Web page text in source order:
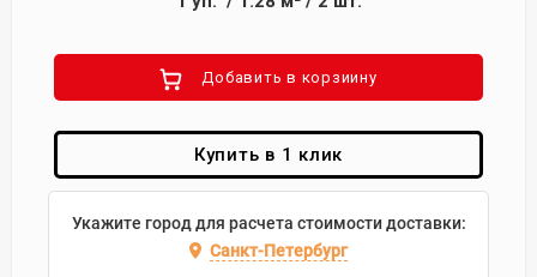
Добавить в корзиину
Купить в 1 клик
Укажите город для расчета стоимости доставки:
Санкт-Петербург